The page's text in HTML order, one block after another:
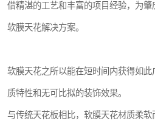
借精湛的工艺和丰富的项目经验，为
软膜天花解决方案。
软膜天花之所以能在短时间内获得如
质特性和无可比拟的装饰效果。
与传统天花板相比，软膜天花材质柔